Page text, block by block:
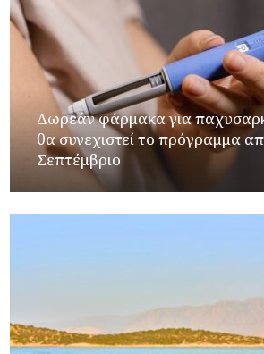
Δωρεάν φάρμακα για
θα συνεχιστεί το πρόγραμμα
Σεπτέμβριο